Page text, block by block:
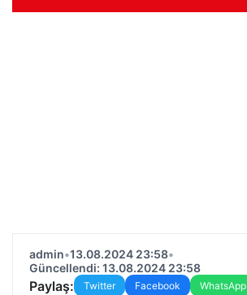
admin•13.08.2024 23:58•
Güncellendi: 13.08.2024 23:58
Paylaş: Twitter Facebook WhatsApp